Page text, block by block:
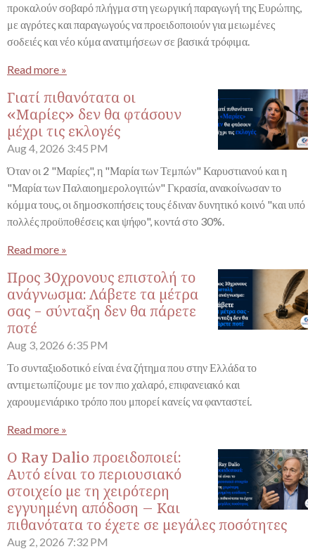
προκαλούν σοβαρό πλήγμα στη γεωργική παραγωγή της Ευρώπης,
με αγρότες και παραγωγούς να προειδοποιούν για μειωμένες
σοδειές και νέο κύμα ανατιμήσεων σε βασικά τρόφιμα.
Read more »
Γιατί πιθανότατα οι
«Μαρίες» δεν θα φτάσουν
μέχρι τις εκλογές
Aug 4, 2026 3:45 PM
Όταν οι 2 "Μαρίες", η "Μαρία των Τεμπών" Καρυστιανού και η
"Μαρία των Παλαιοημερολογιτών" Γκρασία, ανακοίνωσαν το
κόμμα τους, οι δημοσκοπήσεις τους έδιναν δυνητικό κοινό "και υπό
πολλές προϋποθέσεις και ψήφο", κοντά στο 30%.
Read more »
Προς 30χρονους επιστολή το
ανάγνωσμα: Λάβετε τα μέτρα
σας - σύνταξη δεν θα πάρετε
ποτέ
Aug 3, 2026 6:35 PM
Το συνταξιοδοτικό είναι ένα ζήτημα που στην Ελλάδα το
αντιμετωπίζουμε με τον πιο χαλαρό, επιφανειακό και
χαρουμενιάρικο τρόπο που μπορεί κανείς να φανταστεί.
Read more »
Ο Ray Dalio προειδοποιεί:
Αυτό είναι το περιουσιακό
στοιχείο με τη χειρότερη
εγγυημένη απόδοση – Και
πιθανότατα το έχετε σε μεγάλες ποσότητες
Aug 2, 2026 7:32 PM